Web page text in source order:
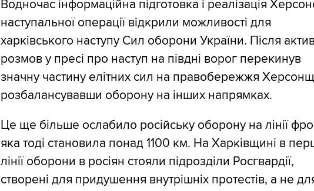
Водночас інформаційна підготовка і реалізація
наступальної операції відкрили можливості для
харківського наступу Сил оборони України. Після
розмов у пресі про наступ на півдні ворог перекинув
значну частину елітних сил на правобережжя
розбалансувавши оборону на інших напрямках.
Це ще більше ослабило російську оборону на лінії
яка тоді становила понад 1100 км. На Харківщині в
лінії оборони в росіян стояли підрозділи Росгвардії,
створені для придушення внутрішніх протестів, а не